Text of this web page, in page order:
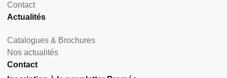
Contact
Actualités
Catalogues & Brochures
Nos actualités
Contact